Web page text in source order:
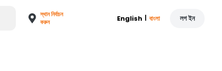
স্থান নির্বাচন
করুন
English | বাংলা লগ ইন